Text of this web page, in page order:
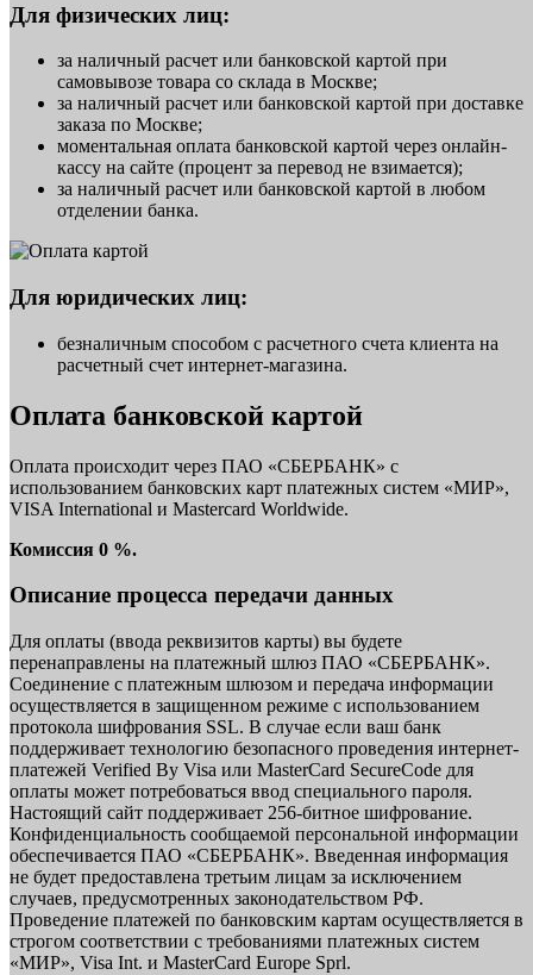
Для физических лиц:
за наличный расчет или банковской картой при
самовывозе товара со склада в Москве;
за наличный расчет или банковской картой при доставке
заказа по Москве;
моментальная оплата банковской картой через онлайн-
кассу на сайте (процент за перевод не взимается);
за наличный расчет или банковской картой в любом
отделении банка.
Для юридических лиц:
безналичным способом с расчетного счета клиента на
расчетный счет интернет-магазина.
Оплата банковской картой
Оплата происходит через ПАО «СБЕРБАНК» с
использованием банковских карт платежных систем «МИР»,
VISA International и Mastercard Worldwide.
Комиссия 0 %.
Описание процесса передачи данных
Для оплаты (ввода реквизитов карты) вы будете
перенаправлены на платежный шлюз ПАО «СБЕРБАНК».
Соединение с платежным шлюзом и передача информации
осуществляется в защищенном режиме с использованием
протокола шифрования SSL. В случае если ваш банк
поддерживает технологию безопасного проведения интернет-
платежей Verified By Visa или MasterCard SecureCode для
оплаты может потребоваться ввод специального пароля.
Настоящий сайт поддерживает 256-битное шифрование.
Конфиденциальность сообщаемой персональной информации
обеспечивается ПАО «СБЕРБАНК». Введенная информация
не будет предоставлена третьим лицам за исключением
случаев, предусмотренных законодательством РФ.
Проведение платежей по банковским картам осуществляется в
строгом соответствии с требованиями платежных систем
«МИР», Visa Int. и MasterCard Europe Sprl.